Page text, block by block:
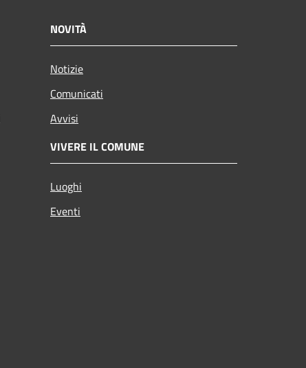
NOVITÀ
Notizie
Comunicati
Avvisi
VIVERE IL COMUNE
Luoghi
Eventi